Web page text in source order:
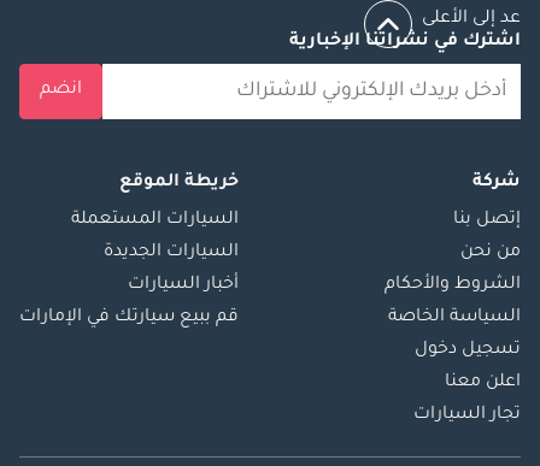
عد إلى الأعلى
اشترك في نشراتنا الإخبارية
انضم
شركة
إتصل بنا
من نحن
الشروط والأحكام
السياسة الخاصة
تسجيل دخول
اعلن معنا
تجار السيارات
خريطة الموقع
السيارات المستعملة
السيارات الجديدة
أخبار السيارات
قم ببيع سيارتك في الإمارات